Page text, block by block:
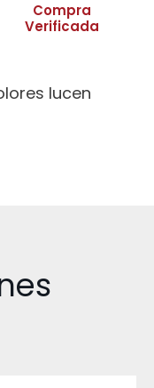
Compra
Verificada
lucen